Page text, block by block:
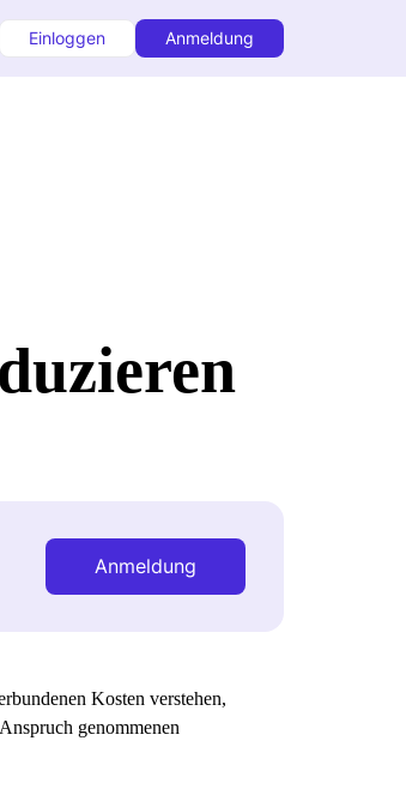
Einloggen Anmeldung
Anmeldung
Kosten verstehen,
genommenen